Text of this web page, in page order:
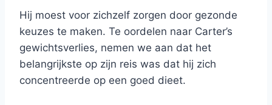
Hij moest voor zichzelf zorgen door gezonde
keuzes te maken. Te oordelen naar Carter’s
gewichtsverlies, nemen we aan dat het
belangrijkste op zijn reis was dat hij zich
concentreerde op een goed dieet.